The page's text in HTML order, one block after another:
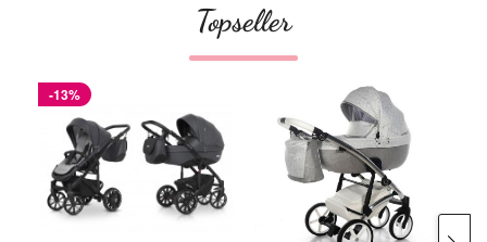
Topseller
-13%